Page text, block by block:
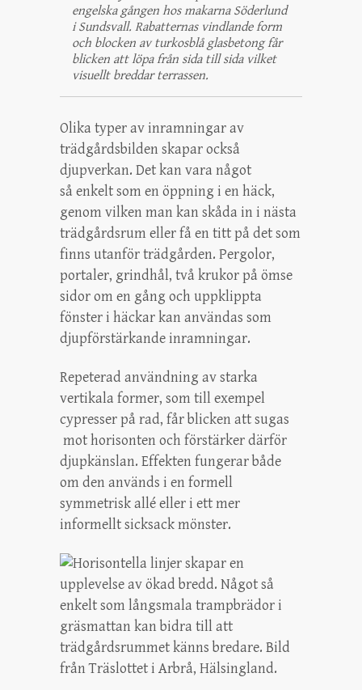
engelska gången hos makarna Söderlund
i Sundsvall. Rabatternas vindlande form
och blocken av turkosblå glasbetong får
blicken att löpa från sida till sida vilket
visuellt breddar terrassen.
Olika typer av inramningar av
trädgårdsbilden skapar också
djupverkan. Det kan vara något
så enkelt som en öppning i en häck,
genom vilken man kan skåda in i nästa
trädgårdsrum eller få en titt på det som
finns utanför trädgården. Pergolor,
portaler, grindhål, två krukor på ömse
sidor om en gång och uppklippta
fönster i häckar kan användas som
djupförstärkande inramningar.
Repeterad användning av starka
vertikala former, som till exempel
cypresser på rad, får blicken att sugas
mot horisonten och förstärker därför
djupkänslan. Effekten fungerar både
om den används i en formell
symmetrisk allé eller i ett mer
informellt sicksack mönster.